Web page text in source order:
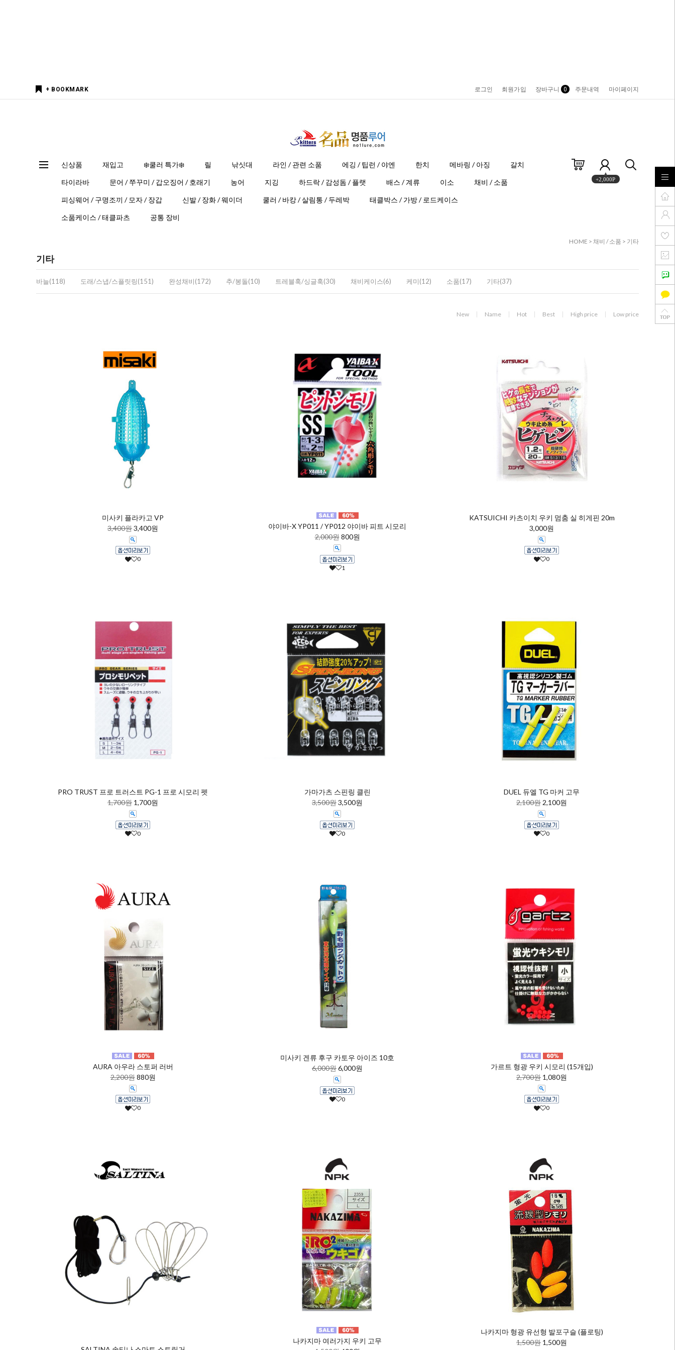
+ BOOKMARK 로그인 회원가입 장바구니 0 주문내역 마이페이지
신상품 재입고 ❄️쿨러 특가❄️ 릴 낚싯대 라인 / 관련 소품 에깅 / 팁런 / 야엔 한치 메바링 / 아징 갈치
타이라바 문어 / 쭈꾸미 / 갑오징어 / 호래기 농어 지깅 하드락 / 감성돔 / 플랫 배스 / 계류 이소 채비 / 소품
피싱웨어 / 구명조끼 / 모자 / 장갑 신발 / 장화 / 웨이더 쿨러 / 바캉 / 살림통 / 두레박 태클박스 / 가방 / 로드케이스
소품케이스 / 태클파츠 공통 장비
+2,000P
HOME > 채비 / 소품 > 기타
기타
바늘(118) 도래/스냅/스플릿링(151) 완성채비(172) 추/봉돌(10) 트레블훅/싱글훅(30) 채비케이스(6) 케미(12) 소품(17) 기타(37)
New Name Hot Best High price Low price
미사키 플라카고 VP
3,400원3,400원
0
야이바-X YP011 / YP012 야이바 피트 시모리
2,000원 800원
1
KATSUICHI 카츠이치 우키 멈춤 실 히게핀 20m
3,000원
0
PRO TRUST 프로 트러스트 PG-1 프로 시모리 펫
1,700원 1,700원
0
가마가츠 스핀링 클린
3,500원3,500원
0
DUEL 듀엘 TG 마커 고무
2,100원 2,100원
0
AURA 아우라 스토퍼 러버
2,200원 880원
0
미사키 겐류 후구 카토우 아이즈 10호
6,000원6,000원
0
가르트 형광 우키 시모리 (15개입)
2,700원 1,080원
0
나카지마 여러가지 우키 고무
나카지마 형광 유선형 발포구슬 (플로팅)
1,500원 1,500원